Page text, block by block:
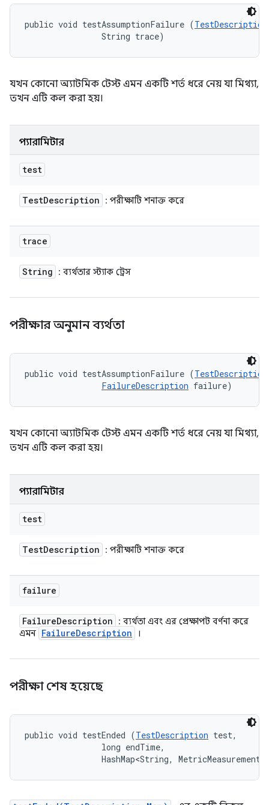
public void testAssumptionFailure (TestDescription
                String trace)
যখন কোনো অ্যাটমিক টেস্ট এমন একটি শর্ত ধরে নেয় যা মিথ্যা,
তখন এটি কল করা হয়।
প্যারামিটার
test
TestDescription : পরীক্ষাটি শনাক্ত করে
trace
String : ব্যর্থতার স্ট্যাক ট্রেস
পরীক্ষার অনুমান ব্যর্থতা
public void testAssumptionFailure (TestDescription
FailureDescription failure)
যখন কোনো অ্যাটমিক টেস্ট এমন একটি শর্ত ধরে নেয় যা মিথ্যা,
তখন এটি কল করা হয়।
প্যারামিটার
test
TestDescription : পরীক্ষাটি শনাক্ত করে
failure
FailureDescription
: ব্যর্থতা এবং এর প্রেক্ষাপট বর্ণনা করে
এমন FailureDescription ।
পরীক্ষা শেষ হয়েছে
public void testEnded (TestDescription test,
                long endTime,
HashMap<String,